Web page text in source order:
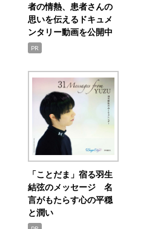
者の情熱、患者さんの
思いを伝えるドキュメ
ンタリー動画を公開中
PR
「ことだま」宿る羽生
結弦のメッセージ 名
言がもたらす心の平穏
と潤い